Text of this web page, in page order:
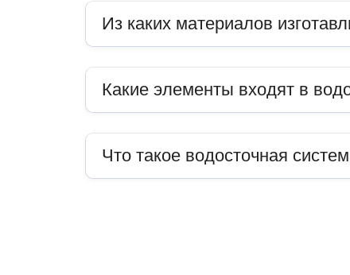
Из каких материалов
Какие элементы входят в
Что такое водосточная